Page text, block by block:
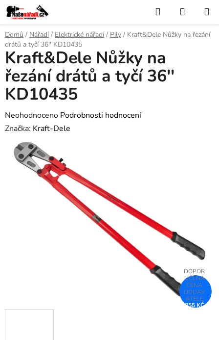
Přejít
na
obsah
Hledat
KOŠÍK
Domů / Nářadí / Elektrické nářadí / Pily / Kraft&Dele Nůžky na řezání
drátů a tyčí 36'' KD10435
Kraft&Dele Nůžky na
řezání drátů a tyčí 36''
KD10435
Průměrné
hodnocení
produktu
Neohodnoceno Podrobnosti hodnocení
Značka: Kraft-Dele
855 KČ